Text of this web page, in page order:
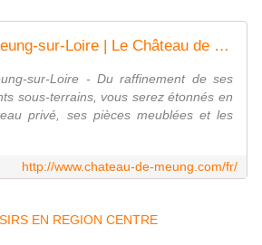
Le Château de Meung-sur-Loire | Le Château de Meung-sur-Loire
sur-Loire - Du raffinement de ses
sous-terrains, vous serez étonnés en
privé, ses pièces meublées et les
http://www.chateau-de-meung.com/fr/
EN REGION CENTRE